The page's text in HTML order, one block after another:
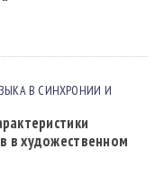
В СИНХРОНИИ И
в художественном